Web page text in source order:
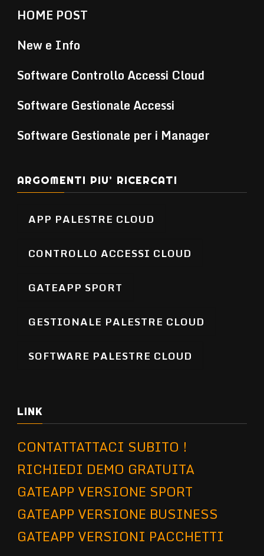
HOME POST
New e Info
Software Controllo Accessi Cloud
Software Gestionale Accessi
Software Gestionale per i Manager
ARGOMENTI PIU’ RICERCATI
APP PALESTRE CLOUD
CONTROLLO ACCESSI CLOUD
GATEAPP SPORT
GESTIONALE PALESTRE CLOUD
SOFTWARE PALESTRE CLOUD
LINK
CONTATTATTACI SUBITO !
RICHIEDI DEMO GRATUITA
GATEAPP VERSIONE SPORT
GATEAPP VERSIONE BUSINESS
GATEAPP VERSIONI PACCHETTI